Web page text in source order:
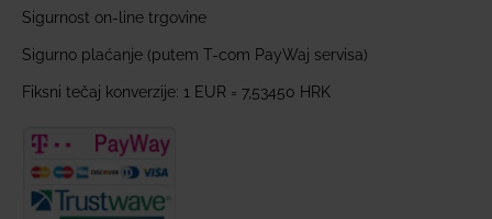
Sigurnost on-line trgovine
Sigurno plaćanje (putem T-com PayWaj servisa)
Fiksni tečaj konverzije: 1 EUR = 7,53450 HRK